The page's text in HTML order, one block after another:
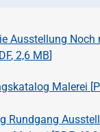
Ausstellung Noch
, 2,6 MB]
Malerei [
Rundgang